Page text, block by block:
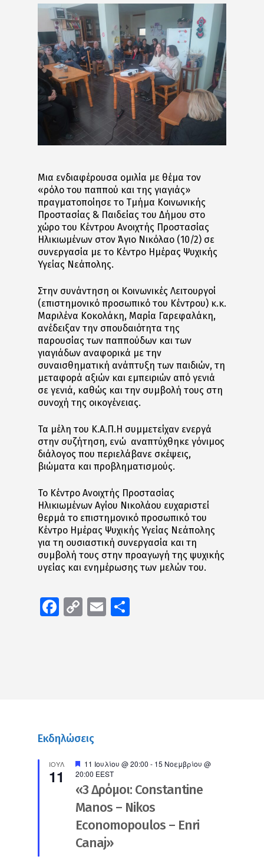
Μια ενδιαφέρουσα ομιλία με θέμα τον
«ρόλο του παππού και της γιαγιάς»
πραγματοποίησε το Τμήμα Κοινωνικής
Προστασίας & Παιδείας του Δήμου στο
χώρο του Κέντρου Ανοιχτής Προστασίας
Ηλικιωμένων στον Άγιο Νικόλαο (10/2) σε
συνεργασία με το Κέντρο Ημέρας Ψυχικής
Υγείας Νεάπολης.
Στην συνάντηση οι Κοινωνικές Λειτουργοί
(επιστημονικό προσωπικό του Κέντρου) κ.κ.
Μαριλένα Κοκολάκη, Μαρία Γαρεφαλάκη,
ανέδειξαν την σπουδαιότητα της
παρουσίας των παππούδων και των
γιαγιάδων αναφορικά με την
συναισθηματική ανάπτυξη των παιδιών, τη
μεταφορά αξιών και εμπειριών από γενιά
σε γενιά, καθώς και την συμβολή τους στη
συνοχή της οικογένειας.
Τα μέλη του Κ.Α.Π.Η συμμετείχαν ενεργά
στην συζήτηση, ενώ αναπτύχθηκε γόνιμος
διάλογος που περιελάβανε σκέψεις,
βιώματα και προβληματισμούς.
Το Κέντρο Ανοιχτής Προστασίας
Ηλικιωμένων Αγίου Νικολάου ευχαριστεί
θερμά το επιστημονικό προσωπικό του
Κέντρο Ημέρας Ψυχικής Υγείας Νεάπολης
για τη ουσιαστική συνεργασία και τη
συμβολή τους στην προαγωγή της ψυχικής
υγείας και ενημέρωσης των μελών του.
Facebook
CopyEmail
Εκδηλώσεις
ΙΟΎΛ
11
Προτεινόμενο
11 Ιουλίου @ 20:00 - 15 Νοεμβρίου @
20:00 EEST
«3 Δρόμοι: Constantine
Manos – Nikos
Economopoulos – Enri
Canaj»